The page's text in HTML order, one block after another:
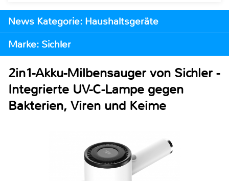
News Kategorie: Haushaltsgeräte
Marke: Sichler
2in1-Akku-Milbensauger von Sichler -
Integrierte UV-C-Lampe gegen
Bakterien, Viren und Keime